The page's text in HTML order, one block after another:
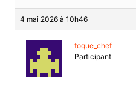
4 mai 2026 à 10h46
toque_chef
Participant